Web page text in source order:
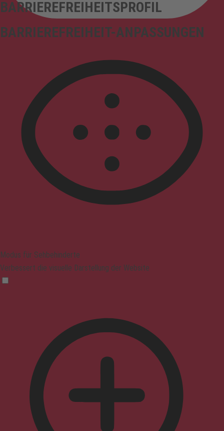
BARRIEREFREIHEIT-ANPASSUNGEN
BARRIEREFREIHEITSPROFIL
Modus für Sehbehinderte
Verbessert die visuelle Darstellung der Website